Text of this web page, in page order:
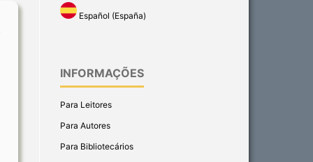
Español (España)
INFORMAÇÕES
Para Leitores
Para Autores
Para Bibliotecários